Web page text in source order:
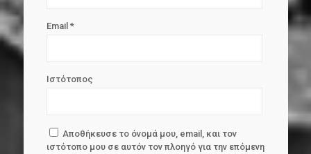
Email *
Ιστότοπος
Αποθήκευσε το όνομά μου, email, και τον
ιστότοπο μου σε αυτόν τον πλοηγό για την επόμενη